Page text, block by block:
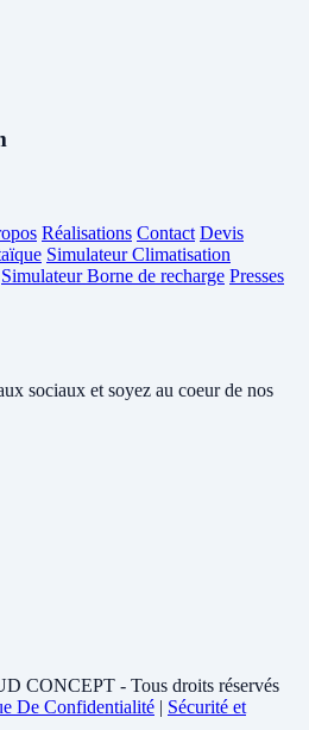
Réalisations Contact Devis
Simulateur Climatisation
Simulateur Borne de recharge Presses
sociaux et soyez au coeur de nos
CONCEPT - Tous droits réservés
De Confidentialité | Sécurité et